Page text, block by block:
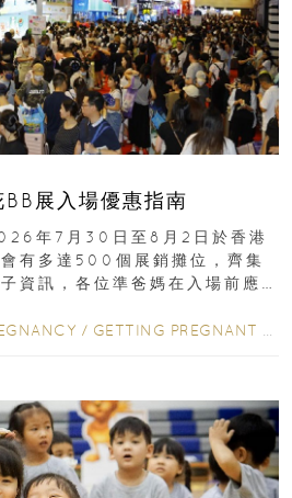
展入場優惠指南
年7月30日至8月2日於香港
有多達500個展銷攤位，齊集
資訊，各位準爸媽在入場前應
/ GETTING PREGNANT